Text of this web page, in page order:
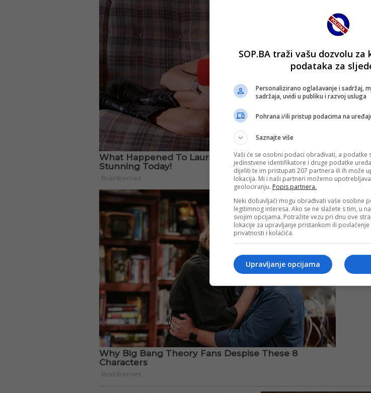
SOP.BA traži vašu dozvolu
podataka za
Personalizirano oglašavanje i sadržaj,
sadržaja, uvidi u publiku i razvoj usluga
Pohrana i/ili pristup podacima na
Saznajte više
Vaši će se osobni podaci obrađivati, a podatke
jedinstvene identifikatore i druge podatke
dijeliti te im pristupati 207 partnera ili ih može
lokacija. Mi i naši partneri možemo
geolociranju. Popis partnera.
Neki dobavljači mogu obrađivati vaše osobne
legitimnog interesa. Ako se ne slažete s tim, u
svojim opcijama. Potražite vezu pri dnu ove
lokacije za upravljanje pristankom ili
privatnosti i kolačića.
Upravljanje opcijama